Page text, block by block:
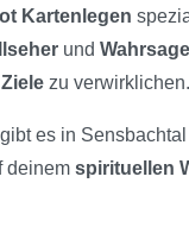
Kartenlegen
und
zu verwirklichen.
es in
deinem spirituellen